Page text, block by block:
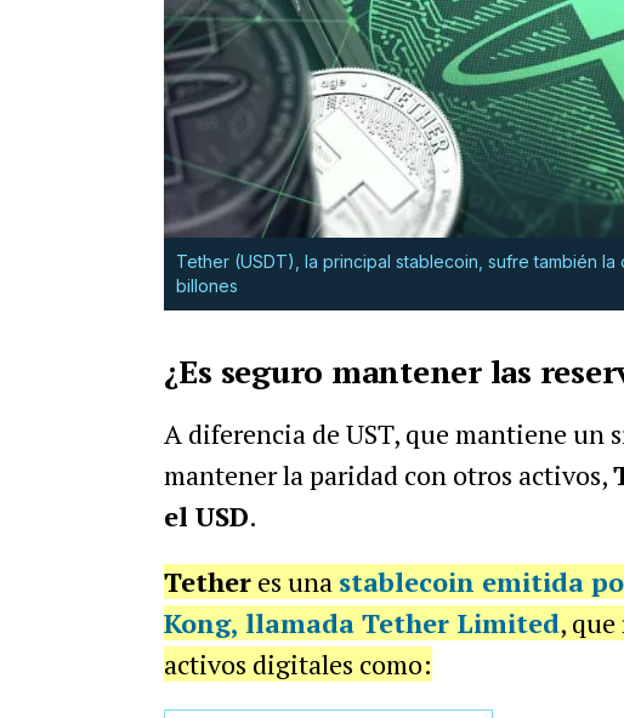
Tether (USDT), la principal stablecoin, sufre también
billones
¿Es seguro mantener las
A diferencia de UST, que mantiene
mantener la paridad con otros activos,
el USD.
Tetheres una stablecoin emitida
Kong, llamadaTether Limited, que
activos digitales como: